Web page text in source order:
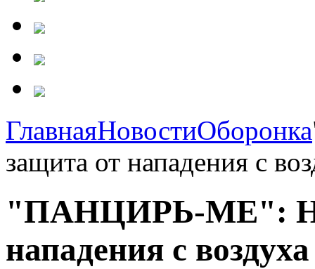
ГлавнаяНовостиОборонка
защита от нападения с
"ПАНЦИРЬ-МЕ":
нападения с воздуха